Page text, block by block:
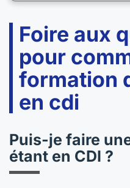
Foire aux
pour
formation
en cdi
Puis-je faire
étant en CDI ?